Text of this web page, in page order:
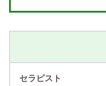
セラピスト